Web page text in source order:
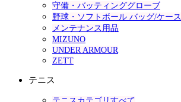
守備・バッティンググローブ
野球・ソフトボール バッグ/ケース
メンテナンス用品
MIZUNO
UNDER ARMOUR
ZETT
テニス